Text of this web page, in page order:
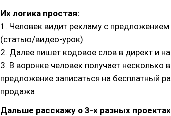
Их логика простая:
1. Человек видит рекламу с предложением
(статью/видео-урок)
2. Далее пишет кодовое слов в директ и
3. В воронке человек получает несколько
предложение записаться на бесплатный
продажа
Дальше расскажу о 3-х разных